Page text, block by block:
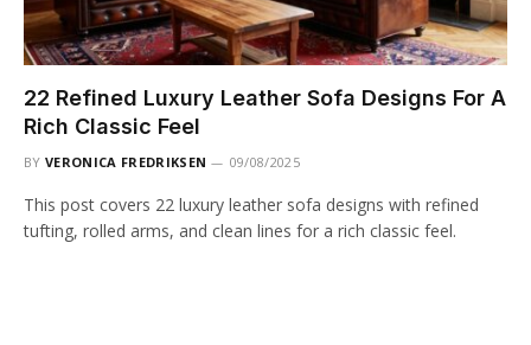
22 Refined Luxury Leather Sofa Designs For A
Rich Classic Feel
BY VERONICA FREDRIKSEN 09/08/2025
This post covers 22 luxury leather sofa designs with refined
tufting, rolled arms, and clean lines for a rich classic feel.